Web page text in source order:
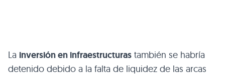
La inversión en infraestructuras también se habría
detenido debido a la falta de liquidez de las arcas